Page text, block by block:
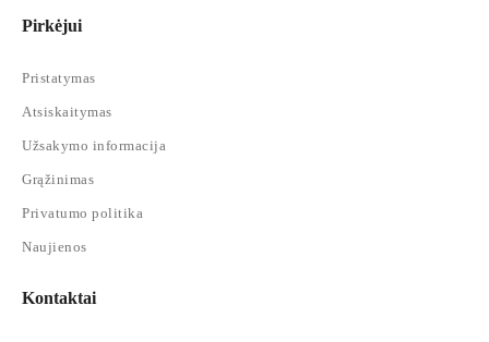
Pirkėjui
Pristatymas
Atsiskaitymas
Užsakymo informacija
Grąžinimas
Privatumo politika
Naujienos
Kontaktai